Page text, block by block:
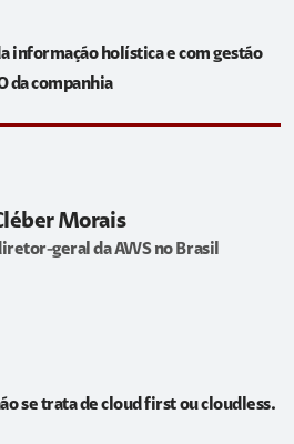
informação holística e com gestão
da companhia
Morais
geral da AWS no Brasil
se trata de cloud first ou cloudless.